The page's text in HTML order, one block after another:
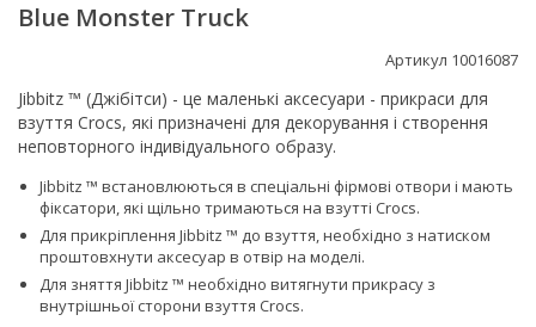
Blue Monster Truck
Артикул 10016087
Jibbitz ™ (Джібітси) - це маленькі аксесуари - прикраси для
взуття Crocs, які призначені для декорування і створення
неповторного індивідуального образу.
Jibbitz ™ встановлюються в спеціальні фірмові отвори і мають
фіксатори, які щільно тримаються на взутті Сrocs.
Для прикріплення Jibbitz ™ до взуття, необхідно з натиском
проштовхнути аксесуар в отвір на моделі.
Для зняття Jibbitz ™ необхідно витягнути прикрасу з
внутрішньої сторони взуття Сrocs.